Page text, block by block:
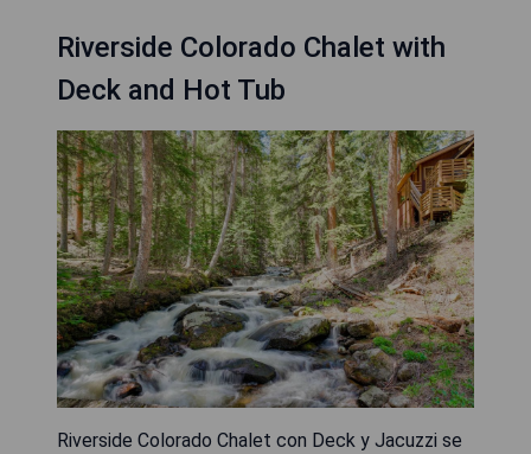
Riverside Colorado Chalet with
Deck and Hot Tub
Riverside Colorado Chalet con Deck y Jacuzzi se